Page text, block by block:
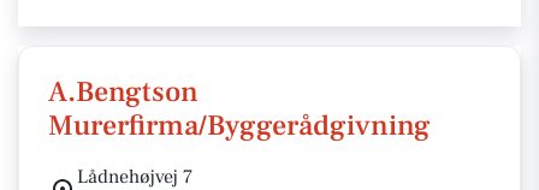
A.Bengtson
Murerfirma/Byggerådgivning
Lådnehøjvej 7